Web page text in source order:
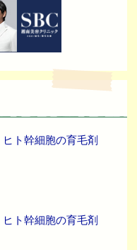
ト幹細胞の育毛剤
ト幹細胞の育毛剤